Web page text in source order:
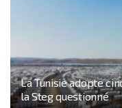
La Tunisie adopte
la Steg questionné